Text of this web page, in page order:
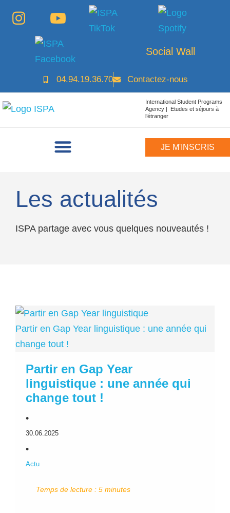
Social Wall
04.94.19.36.70 Contactez-nous
International Student Programs
Agency | Etudes et séjours à
l’étranger
JE M'INSCRIS
Les actualités
ISPA partage avec vous quelques nouveautés !
Partir en Gap Year linguistique : une année qui
change tout !
Partir en Gap Year
linguistique : une année qui
change tout !
•
30.06.2025
•
Actu
Temps de lecture : 5 minutes